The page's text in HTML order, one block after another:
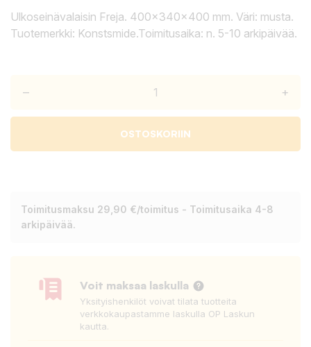
Ulkoseinävalaisin Freja. 400x340x400 mm. Väri: musta.
Tuotemerkki: Konstsmide.Toimitusaika: n. 5-10 arkipäivää.
– +
OSTOSKORIIN
Toimitusmaksu 29,90 €/toimitus - Toimitusaika 4-8
arkipäivää.
Voit maksaa laskulla
Yksityishenkilöt voivat tilata tuotteita
verkkokaupastamme laskulla OP Laskun
kautta.